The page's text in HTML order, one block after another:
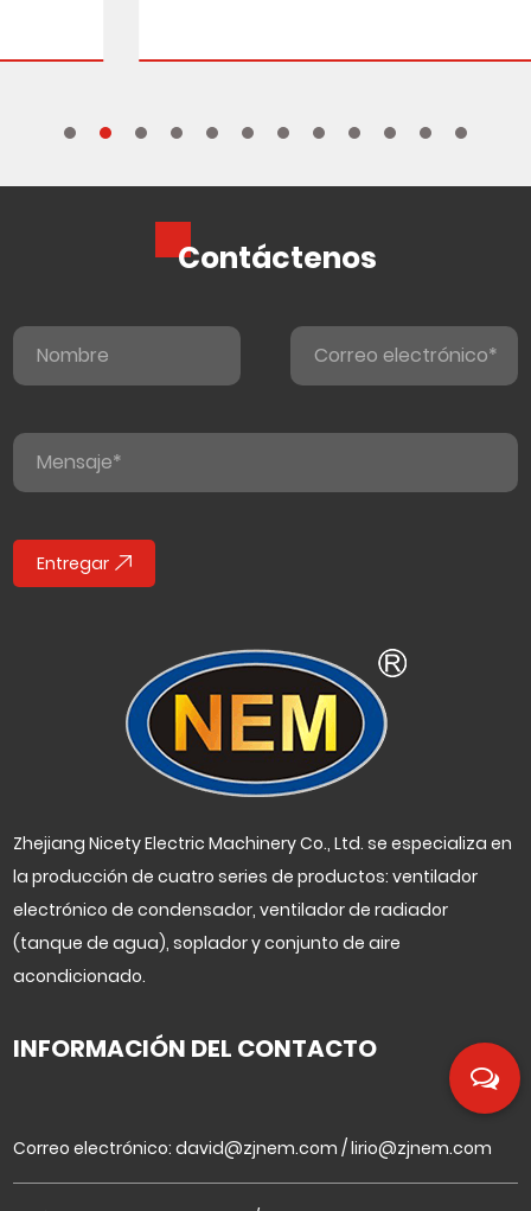
Contáctenos
Entregar
Zhejiang Nicety Electric Machinery Co., Ltd. se especializa en
la producción de cuatro series de productos: ventilador
electrónico de condensador, ventilador de radiador
(tanque de agua), soplador y conjunto de aire
acondicionado.
INFORMACIÓN DEL CONTACTO
Correo electrónico:david@zjnem.com /lirio@zjnem.com